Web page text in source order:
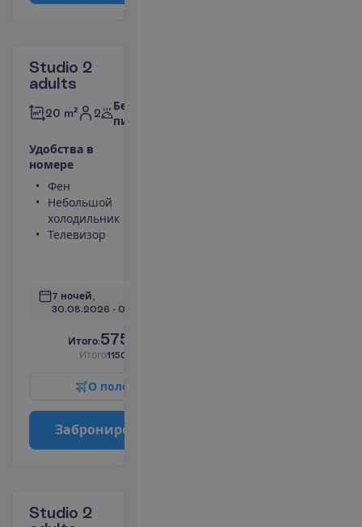
Studio 2
adults
20 m² 2
Без
питания
Удобства в
номере
Фен
Небольшой
холодильник
Телевизор
7 ночей,
30.08.2026 - 06.09.2026
Итого:575.00
Итого1150.00
О поле
Заброниро
Studio 2